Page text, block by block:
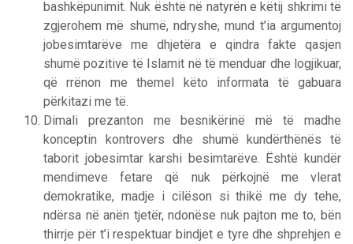
bashkëpunimit. Nuk është në natyrën e këtij shkrimi të
zgjerohem më shumë, ndryshe, mund t’ia argumentoj
jobesimtarëve me dhjetëra e qindra fakte qasjen
shumë pozitive të Islamit në të menduar dhe logjikuar,
që rrënon me themel këto informata të gabuara
përkitazi me të.
Dimali prezanton me besnikërinë më të madhe
konceptin kontrovers dhe shumë kundërthënës të
taborit jobesimtar karshi besimtarëve. Është kundër
mendimeve fetare që nuk përkojnë me vlerat
demokratike, madje i cilëson si thikë me dy tehe,
ndërsa në anën tjetër, ndonëse nuk pajton me to, bën
thirrje për t’i respektuar bindjet e tyre dhe shprehjen e